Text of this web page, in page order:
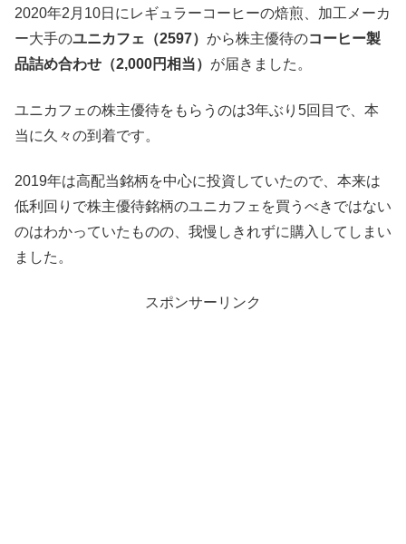
2020年2月10日にレギュラーコーヒーの焙煎、加工メーカ
ー大手のユニカフェ（2597） から株主優待のコーヒー製
品詰め合わせ（2,000円相当） が届きました。
ユニカフェの株主優待をもらうのは3年ぶり5回目で、本
当に久々の到着です。
2019年は高配当銘柄を中心に投資していたので、本来は
低利回りで株主優待銘柄のユニカフェを買うべきではない
のはわかっていたものの、我慢しきれずに購入してしまい
ました。
スポンサーリンク